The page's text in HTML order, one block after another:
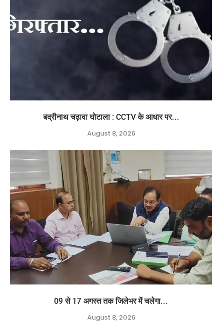
बद्रीनाथ चढ़ावा घोटाला : CCTV के आधार पर...
August 8, 2026
09 से 17 अगस्त तक जिलेभर में चलेगा...
August 8, 2026